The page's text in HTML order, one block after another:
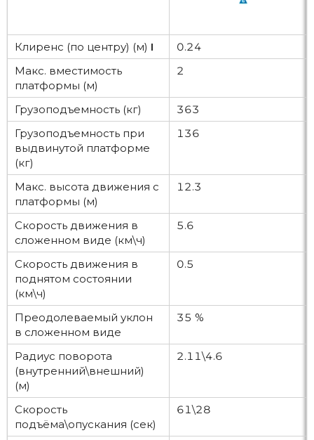
Клиренс (по центру) (м) I
0.24
Макс. вместимость
платформы (м)
2
Грузоподъемность (кг)
363
Грузоподъемность при
выдвинутой платформе
(кг)
136
Макс. высота движения с
платформы (м)
12.3
Скорость движения в
сложенном виде (км\ч)
5.6
Скорость движения в
поднятом состоянии
(км\ч)
0.5
Преодолеваемый уклон
в сложенном виде
35 %
Радиус поворота
(внутренний\внешний)
(м)
2.11\4.6
Скорость
подъёма\опускания (сек)
61\28